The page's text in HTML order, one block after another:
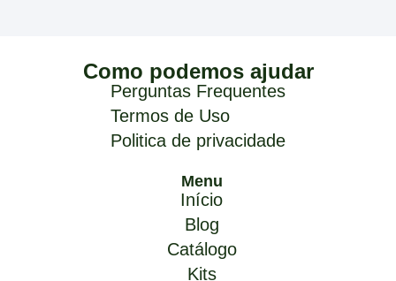
Como podemos ajudar
Perguntas Frequentes
Termos de Uso
Politica de privacidade
Menu
Início
Blog
Catálogo
Kits